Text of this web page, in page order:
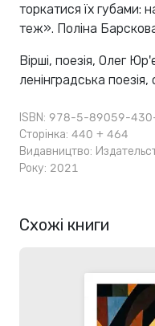
торкатися їх губами:
теж». Поліна
Вірші, поезія, Олег
ленінградська поезія,
ISBN: 978-5-89059-
Сторінка: 440 + 464
Видавництво:
Року: 2021
Схожі книги